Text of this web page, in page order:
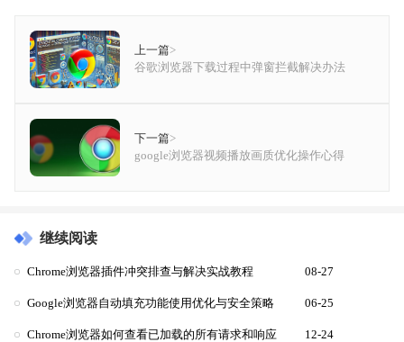
上一篇>
谷歌浏览器下载过程中弹窗拦截解决办法
下一篇>
google浏览器视频播放画质优化操作心得
继续阅读
Chrome浏览器插件冲突排查与解决实战教程 08-27
Google浏览器自动填充功能使用优化与安全策略 06-25
Chrome浏览器如何查看已加载的所有请求和响应 12-24